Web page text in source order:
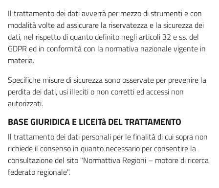
Il trattamento dei dati avverrà per mezzo di strumenti e con
modalità volte ad assicurare la riservatezza e la sicurezza dei
dati, nel rispetto di quanto definito negli articoli 32 e ss. del
GDPR ed in conformità con la normativa nazionale vigente in
materia.
Specifiche misure di sicurezza sono osservate per prevenire la
perdita dei dati, usi illeciti o non corretti ed accessi non
autorizzati.
BASE GIURIDICA E LICEITà DEL TRATTAMENTO
Il trattamento dei dati personali per le finalità di cui sopra non
richiede il consenso in quanto necessario per consentire la
consultazione del sito "Normattiva Regioni – motore di ricerca
federato regionale".